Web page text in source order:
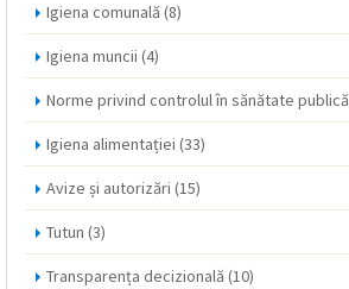
Igiena comunală (8)
Igiena muncii (4)
Norme privind controlul în sănătate publică
Igiena alimentației (33)
Avize și autorizări (15)
Tutun (3)
Transparența decizională (10)